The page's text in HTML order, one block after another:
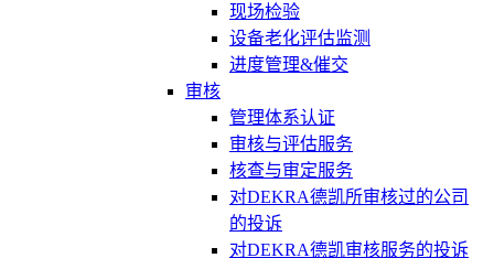
现场检验
设备老化评估监测
进度管理&催交
审核
管理体系认证
审核与评估服务
核查与审定服务
对DEKRA德凯所审核过的公司
的投诉
对DEKRA德凯审核服务的投诉